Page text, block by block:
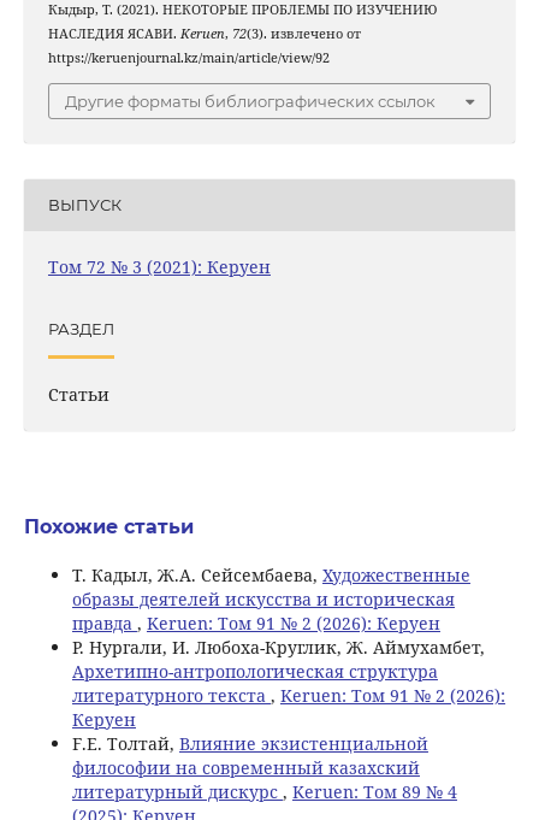
Кыдыр, Т. (2021). НЕКОТОРЫЕ ПРОБЛЕМЫ ПО ИЗУЧЕНИЮ
НАСЛЕДИЯ ЯСАВИ. Keruen, 72(3). извлечено от
https://keruenjournal.kz/main/article/view/92
Другие форматы библиографических ссылок
ВЫПУСК
Том 72 № 3 (2021): Керуен
РАЗДЕЛ
Статьи
Похожие статьи
Т. Кадыл, Ж.А. Сейсембаева, Художественные
образы деятелей искусства и историческая
правда , Keruen: Том 91 № 2 (2026): Керуен
Р. Нургали, И. Любоха-Круглик, Ж. Аймухамбет,
Архетипно-антропологическая структура
литературного текста , Keruen: Том 91 № 2 (2026):
Керуен
F.Е. Толтай, Влияние экзистенциальной
философии на современный казахский
литературный дискурс , Keruen: Том 89 № 4